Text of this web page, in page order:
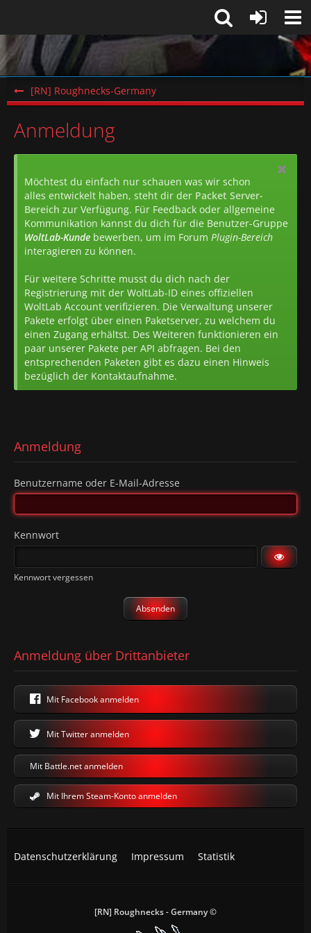
[RN] Roughnecks-Germany
Anmeldung
Möchtest du einfach nur schauen was wir schon
alles entwickelt haben, steht dir der Packet Server-
Bereich zur Verfügung. Für Feedback oder allgemeine
Kommunikation kannst du dich für die Benutzer-Gruppe
WoltLab-Kunde bewerben, um im Forum Plugin-Bereich
interagieren zu können.
Für weitere Schritte musst du dich nach der
Registrierung mit der WoltLab-ID eines offiziellen
WoltLab Account verifizieren. Die Verwaltung unserer
Pakete erfolgt über einen Paketserver, zu welchem du
einen Zugang erhältst. Des Weiteren funktionieren ein
paar unserer Pakete per API abfragen. Bei den
entsprechenden Paketen gibt es dazu einen Hinweis
bezüglich der Kontaktaufnahme.
Anmeldung
Benutzername oder E-Mail-Adresse
Kennwort
Kennwort vergessen
Anmeldung über Drittanbieter
Mit Facebook anmelden
Mit Twitter anmelden
Mit Battle.net anmelden
Mit Ihrem Steam-Konto anmelden
Datenschutzerklärung Impressum Statistik
[RN] Roughnecks - Germany ©